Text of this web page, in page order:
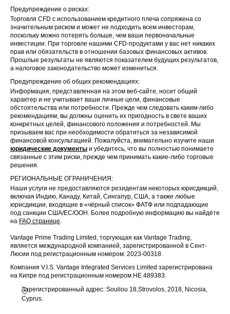
Предупреждение о рисках:
Торговля CFD с использованием кредитного плеча сопряжена со
значительным риском и может не подходить всем инвесторам,
поскольку можно потерять больше, чем ваши первоначальные
инвестиции. При торговле нашими CFD-продуктами у вас нет никаких
прав или обязательств в отношении базовых финансовых активов.
Прошлые результаты не являются показателем будущих результатов,
а налоговое законодательство может измениться.
Предупреждение об общих рекомендациях:
Информация, представленная на этом веб-сайте, носит общий
характер и не учитывает ваши личные цели, финансовые
обстоятельства или потребности. Прежде чем следовать каким-либо
рекомендациям, вы должны оценить их пригодность в свете ваших
конкретных целей, финансового положения и потребностей. Мы
призываем вас при необходимости обратиться за независимой
финансовой консультацией. Пожалуйста, внимательно изучите наши
юридические документы и убедитесь, что вы полностью понимаете
связанные с этим риски, прежде чем принимать какие-либо торговые
решения.
РЕГИОНАЛЬНЫЕ ОГРАНИЧЕНИЯ:
Наши услуги не предоставляются резидентам некоторых юрисдикций,
включая Индию, Канаду, Китай, Сингапур, США, а также любые
юрисдикции, входящие в «чёрный список» ФАТФ или подпадающие
под санкции США/ЕС/ООН. Более подробную информацию вы найдёте
на FAQ странице.
Vantage Prime Trading Limited, торгующая как Vantage Trading,
является международной компанией, зарегистрированной в Сент-
Люсии под регистрационным номером: 2023-00318.
Компания V.I.S. Vantage Integrated Services Limited зарегистрирована
на Кипре под регистрационным номером HE 489383.
Зарегистрированный адрес: Souliou 18,Strovolos, 2018, Nicosia,
Cyprus.